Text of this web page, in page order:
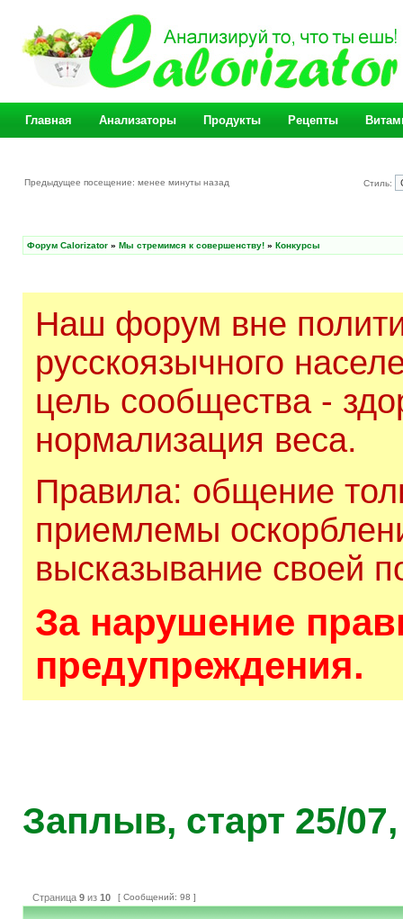
Главная Анализаторы Продукты Рецепты
Предыдущее посещение: менее минуты назад Стиль:
Форум Calorizator » Мы стремимся к совершенству! » Конкурсы
Наш форум вне
русскоязычного
цель сообщества -
нормализация веса.
Правила: общение
приемлемы
высказывание своей
За нарушение
предупреждения.
Заплыв, старт 25/
Страница 9 из 10 [ Сообщений: 98 ]